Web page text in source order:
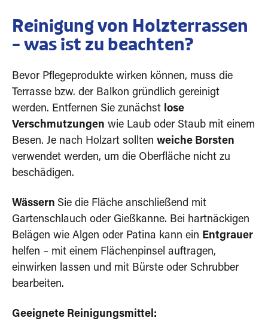
Reinigung von Holzterrassen
– was ist zu beachten?
Bevor Pflegeprodukte wirken können, muss die
Terrasse bzw. der Balkon gründlich gereinigt
werden. Entfernen Sie zunächst lose
Verschmutzungen wie Laub oder Staub mit einem
Besen. Je nach Holzart sollten weiche Borsten
verwendet werden, um die Oberfläche nicht zu
beschädigen.
Wässern Sie die Fläche anschließend mit
Gartenschlauch oder Gießkanne. Bei hartnäckigen
Belägen wie Algen oder Patina kann ein Entgrauer
helfen – mit einem Flächenpinsel auftragen,
einwirken lassen und mit Bürste oder Schrubber
bearbeiten.
Geeignete Reinigungsmittel: